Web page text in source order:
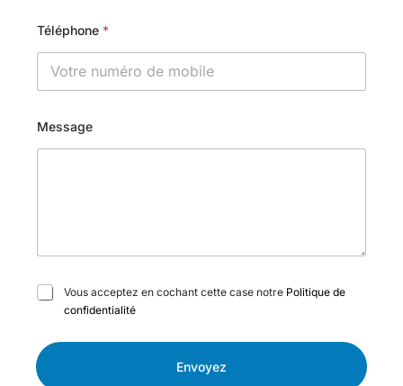
Téléphone *
Message
C
s
à
Vous acceptez en cochant cette case notre Politique de
confidentialité
Envoyez